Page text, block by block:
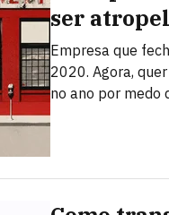
ser
Empresa que
2020. Agora,
no ano por medo